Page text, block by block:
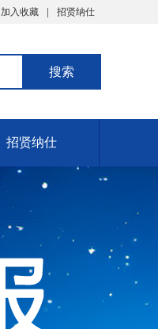
加入收藏 招贤纳仕
招贤纳仕